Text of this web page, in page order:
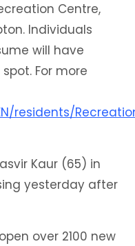
Centre,
Individuals
will have
For more
residents/
Kaur (65) in
yesterday after
over 2100 new